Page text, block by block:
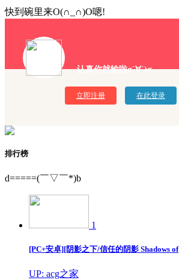
快到碗里来O(∩_∩)O嗯!
认真你就输啦σ`∀´)σ
立即注册 在此登录
排行榜
d=====(￣▽￣*)b
1
[PC+安卓][阴影之下/信任的阴影 Shadows of
UP: acg之家